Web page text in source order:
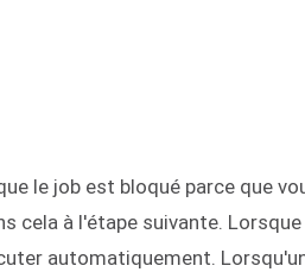
le job est bloqué parce que
cela à l'étape suivante.
automatiquement.